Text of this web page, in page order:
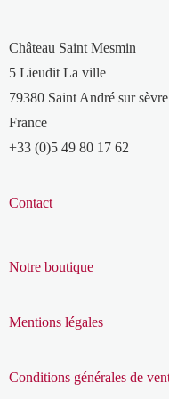
Château Saint Mesmin
5 Lieudit La ville
79380 Saint André sur sèvre
France
+33 (0)5 49 80 17 62
Contact
Notre boutique
Mentions légales
Conditions générales de